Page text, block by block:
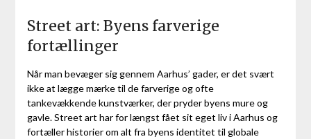
Street art: Byens farverige
fortællinger
Når man bevæger sig gennem Aarhus’ gader, er det svært
ikke at lægge mærke til de farverige og ofte
tankevækkende kunstværker, der pryder byens mure og
gavle. Street art har for længst fået sit eget liv i Aarhus og
fortæller historier om alt fra byens identitet til globale